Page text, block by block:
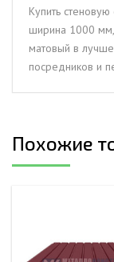
0.5/0.5,
толщина
мм,
Купить стеновую
ширина 1000
матовый в
посредников и
Похожие